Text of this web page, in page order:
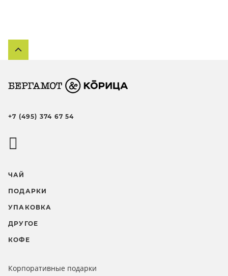
+7 (495) 374 67 54
ЧАЙ
ПОДАРКИ
УПАКОВКА
ДРУГОЕ
КОФЕ
Корпоративные подарки